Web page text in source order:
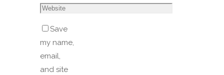
Save
my name,
email,
and site